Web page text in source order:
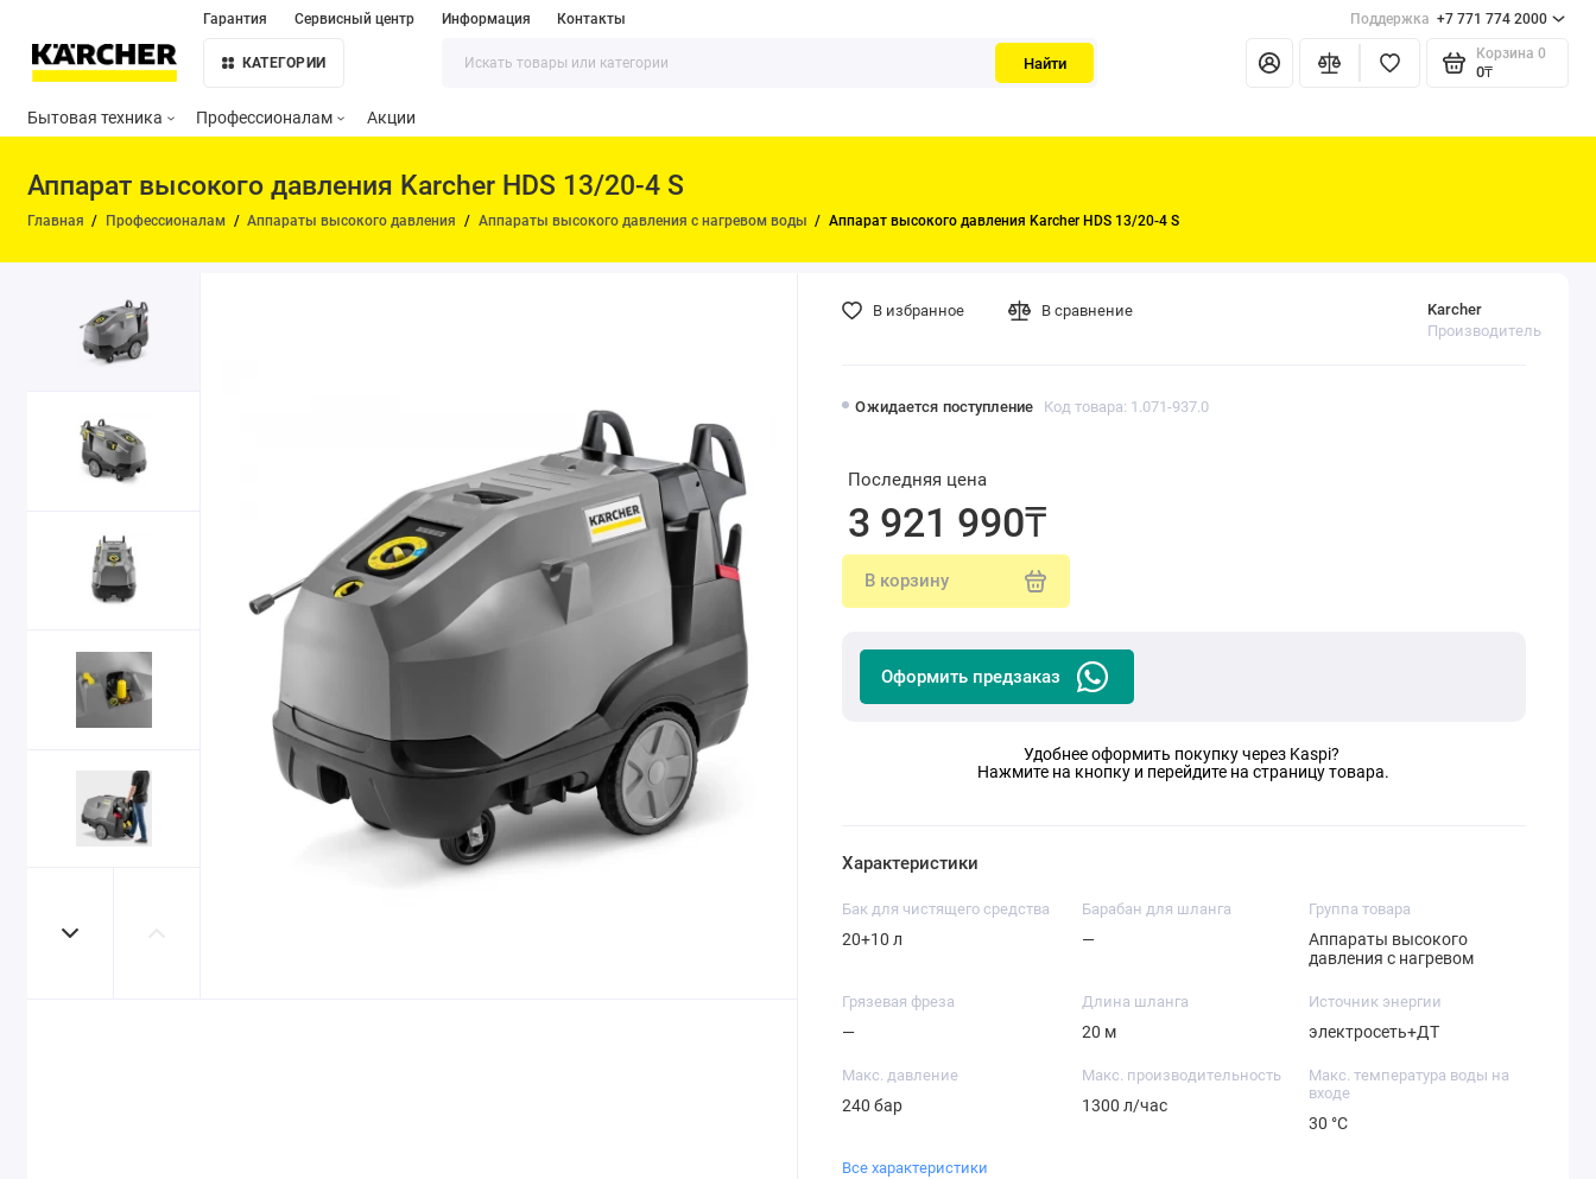
Гарантия Сервисный центр Информация Контакты Поддержка +7 771 774 2000
КАТЕГОРИИ Найти
Корзина 0
0₸
Бытовая техника Профессионалам Акции
Аппарат высокого давления Karcher HDS 13/20-4 S
Главная Профессионалам Аппараты высокого давления Аппараты высокого давления с нагревом воды Аппарат высокого давления Karcher HDS 13/20-4 S
Ожидается поступление Код товара: 1.071-937.0
Karcher
Производитель
Последняя цена
3 921 990₸
В корзину
Оформить предзаказ
Удобнее оформить покупку через Kaspi?
Нажмите на кнопку и перейдите на страницу товара.
В избранное В сравнение
Характеристики
Бак для чистящего средства
20+10 л
Барабан для шланга
—
Группа товара
Аппараты высокого
давления с нагревом
Грязевая фреза
—
Длина шланга
20 м
Источник энергии
электросеть+ДТ
Макс. давление
240 бар
Макс. производительность
1300 л/час
Макс. температура воды на
входе
30 °С
Все характеристики